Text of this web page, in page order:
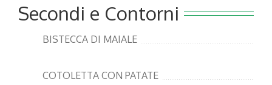
Secondi e Contorni
BISTECCA DI MAIALE
COTOLETTA CON PATATE